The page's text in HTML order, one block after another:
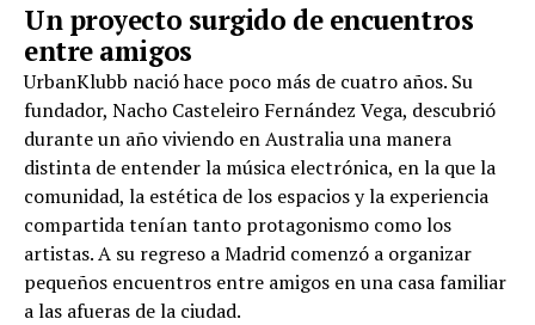
Un proyecto surgido de encuentros
entre amigos
UrbanKlubb nació hace poco más de cuatro años. Su
fundador, Nacho Casteleiro Fernández Vega, descubrió
durante un año viviendo en Australia una manera
distinta de entender la música electrónica, en la que la
comunidad, la estética de los espacios y la experiencia
compartida tenían tanto protagonismo como los
artistas. A su regreso a Madrid comenzó a organizar
pequeños encuentros entre amigos en una casa familiar
a las afueras de la ciudad.